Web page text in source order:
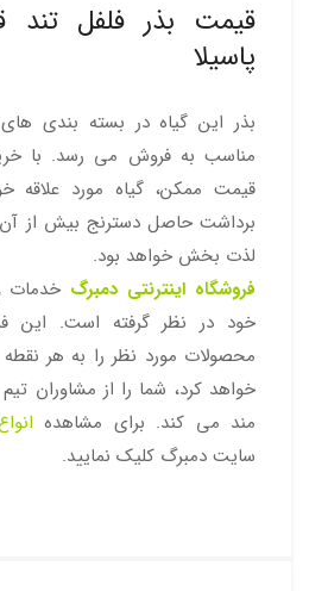
قیمت بذر فلفل تند
پاسیلا
بذر این گیاه در بسته بندی
مناسب به فروش می رسد. با
قیمت ممکن، گیاه مورد علاقه
برداشت حاصل دسترنج بیش از آن
لذت بخش خواهد بود.
فروشگاه اینترنتی دمبرگ خدمات
خود در نظر گرفته است. این
محصولات مورد نظر را به هر نقطه
خواهد کرد، شما را از مشاوران
مند می کند. برای مشاهده
سایت دمبرگ کلیک نمایید.